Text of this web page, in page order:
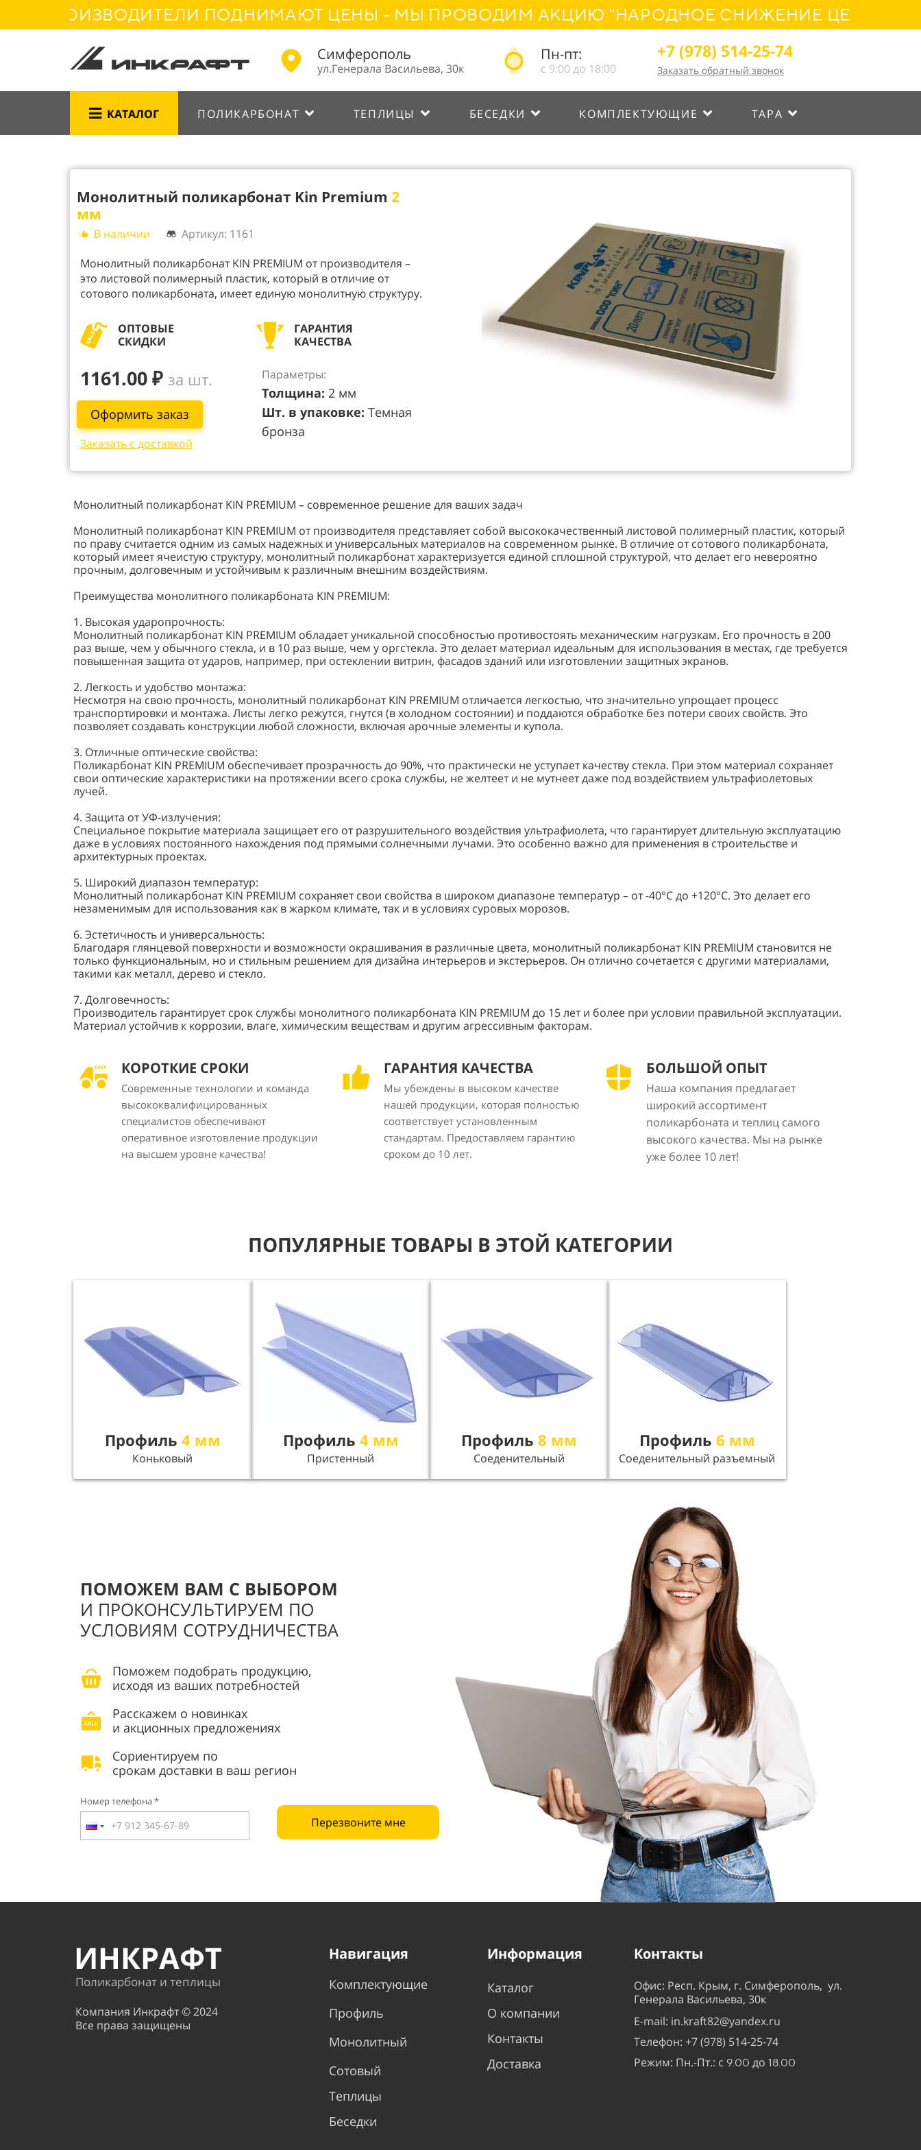
ПРОИЗВОДИТЕЛИ ПОДНИМАЮТ ЦЕНЫ - МЫ ПРОВОДИМ АКЦИЮ "НАРОДНОЕ СНИЖЕНИЕ ЦЕН!
Симферополь
ул.Генерала Васильева, 30к
Пн-пт:
с 9:00 до 18:00
+7 (978) 514-25-74
Заказать обратный звонок
КАТАЛОГ ПОЛИКАРБОНАТ ТЕПЛИЦЫ БЕСЕДКИ КОМПЛЕКТУЮЩИЕ ТАРА
Монолитный поликарбонат Kin Premium 2
мм
В наличии
Артикул: 1161
Монолитный поликарбонат KIN PREMIUM от производителя –
это листовой полимерный пластик, который в отличие от
сотового поликарбоната, имеет единую монолитную структуру.
ОПТОВЫЕ
СКИДКИ
ГАРАНТИЯ
КАЧЕСТВА
1161.00 ₽ за шт.
Оформить заказ
Заказать с доставкой
Параметры:
Толщина: 2 мм
Шт. в упаковке: Темная
бронза
Монолитный поликарбонат KIN PREMIUM – современное решение для ваших задач
Монолитный поликарбонат KIN PREMIUM от производителя представляет собой высококачественный листовой полимерный пластик, который
по праву считается одним из самых надежных и универсальных материалов на современном рынке. В отличие от сотового поликарбоната,
который имеет ячеистую структуру, монолитный поликарбонат характеризуется единой сплошной структурой, что делает его невероятно
прочным, долговечным и устойчивым к различным внешним воздействиям.
Преимущества монолитного поликарбоната KIN PREMIUM:
1. Высокая ударопрочность:
Монолитный поликарбонат KIN PREMIUM обладает уникальной способностью противостоять механическим нагрузкам. Его прочность в 200
раз выше, чем у обычного стекла, и в 10 раз выше, чем у оргстекла. Это делает материал идеальным для использования в местах, где требуется
повышенная защита от ударов, например, при остеклении витрин, фасадов зданий или изготовлении защитных экранов.
2. Легкость и удобство монтажа:
Несмотря на свою прочность, монолитный поликарбонат KIN PREMIUM отличается легкостью, что значительно упрощает процесс
транспортировки и монтажа. Листы легко режутся, гнутся (в холодном состоянии) и поддаются обработке без потери своих свойств. Это
позволяет создавать конструкции любой сложности, включая арочные элементы и купола.
3. Отличные оптические свойства:
Поликарбонат KIN PREMIUM обеспечивает прозрачность до 90%, что практически не уступает качеству стекла. При этом материал сохраняет
свои оптические характеристики на протяжении всего срока службы, не желтеет и не мутнеет даже под воздействием ультрафиолетовых
лучей.
4. Защита от УФ-излучения:
Специальное покрытие материала защищает его от разрушительного воздействия ультрафиолета, что гарантирует длительную эксплуатацию
даже в условиях постоянного нахождения под прямыми солнечными лучами. Это особенно важно для применения в строительстве и
архитектурных проектах.
5. Широкий диапазон температур:
Монолитный поликарбонат KIN PREMIUM сохраняет свои свойства в широком диапазоне температур – от -40°C до +120°C. Это делает его
незаменимым для использования как в жарком климате, так и в условиях суровых морозов.
6. Эстетичность и универсальность:
Благодаря глянцевой поверхности и возможности окрашивания в различные цвета, монолитный поликарбонат KIN PREMIUM становится не
только функциональным, но и стильным решением для дизайна интерьеров и экстерьеров. Он отлично сочетается с другими материалами,
такими как металл, дерево и стекло.
7. Долговечность:
Производитель гарантирует срок службы монолитного поликарбоната KIN PREMIUM до 15 лет и более при условии правильной эксплуатации.
Материал устойчив к коррозии, влаге, химическим веществам и другим агрессивным факторам.
КОРОТКИЕ СРОКИ
Современные технологии и команда
высококвалифицированных
специалистов обеспечивают
оперативное изготовление продукции
на высшем уровне качества!
ГАРАНТИЯ КАЧЕСТВА
Мы убеждены в высоком качестве
нашей продукции, которая полностью
соответствует установленным
стандартам. Предоставляем гарантию
сроком до 10 лет.
БОЛЬШОЙ ОПЫТ
Наша компания предлагает
широкий ассортимент
поликарбоната и теплиц самого
высокого качества. Мы на рынке
уже более 10 лет!
ПОПУЛЯРНЫЕ ТОВАРЫ В ЭТОЙ КАТЕГОРИИ
Профиль 4 мм
Коньковый
Профиль 4 мм
Пристенный
Профиль 8 мм
Соеденительный
Профиль 6 мм
Соеденительный разъемный
ПОМОЖЕМ ВАМ С ВЫБОРОМ
И ПРОКОНСУЛЬТИРУЕМ ПО
УСЛОВИЯМ СОТРУДНИЧЕСТВА
Поможем подобрать продукцию,
исходя из ваших потребностей
Расскажем о новинках
и акционных предложениях
Сориентируем по
срокам доставки в ваш регион
Номер телефона *
Перезвоните мне
ИНКРАФТ
Поликарбонат и теплицы
Компания Инкрафт © 2024
Все права защищены
Навигация
Комплектующие
Профиль
Монолитный
Сотовый
Теплицы
Беседки
Информация
Каталог
О компании
Контакты
Доставка
Контакты
Офис: Респ. Крым, г. Симферополь, ул.
Генерала Васильева, 30к
E-mail: in.kraft82@yandex.ru
Телефон: +7 (978) 514-25-74
Режим: Пн.-Пт.: с 9.00 до 18.00